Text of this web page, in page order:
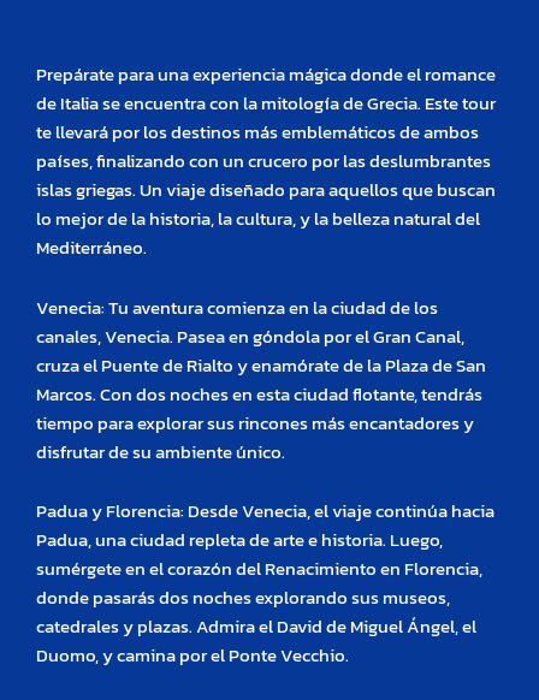
Prepárate para una experiencia mágica donde el romance
de Italia se encuentra con la mitología de Grecia. Este tour
te llevará por los destinos más emblemáticos de ambos
países, finalizando con un crucero por las deslumbrantes
islas griegas. Un viaje diseñado para aquellos que buscan
lo mejor de la historia, la cultura, y la belleza natural del
Mediterráneo.
Venecia: Tu aventura comienza en la ciudad de los
canales, Venecia. Pasea en góndola por el Gran Canal,
cruza el Puente de Rialto y enamórate de la Plaza de San
Marcos. Con dos noches en esta ciudad flotante, tendrás
tiempo para explorar sus rincones más encantadores y
disfrutar de su ambiente único.
Padua y Florencia: Desde Venecia, el viaje continúa hacia
Padua, una ciudad repleta de arte e historia. Luego,
sumérgete en el corazón del Renacimiento en Florencia,
donde pasarás dos noches explorando sus museos,
catedrales y plazas. Admira el David de Miguel Ángel, el
Duomo, y camina por el Ponte Vecchio.